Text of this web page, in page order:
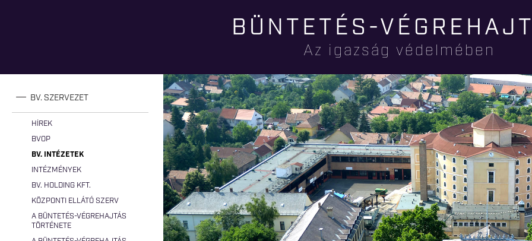
tartalomra
BÜNTETÉS-
Az igazság védelmében
BV. SZERVEZET
HÍREK
BVOP
BV. INTÉZETEK
INTÉZMÉNYEK
BV. HOLDING KFT.
KÖZPONTI ELLÁTÓ SZERV
A BÜNTETÉS-VÉGREHAJTÁS
TÖRTÉNETE